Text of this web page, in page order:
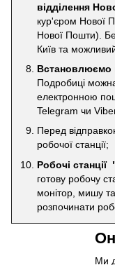
відділення
кур'єром Нової
Нової Пошти).
Київ та
Встановлюємо
Подробиці
електронною
Telegram чи
Перед
робочої станції;
Робочі станції
готову робочу
монітор, мишу та
розпочинати
Ми